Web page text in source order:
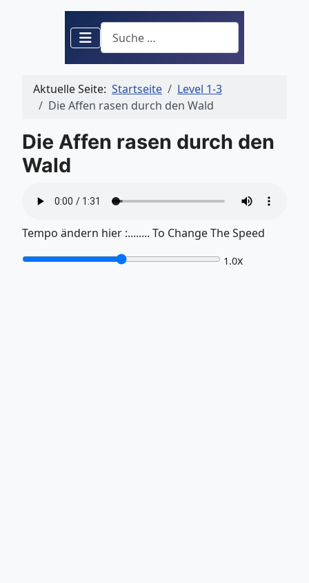
Suchen
Aktuelle Seite: Startseite
Level 1-3
Die Affen rasen durch den Wald
Die Affen rasen durch den
Wald
Tempo ändern hier :........ To Change The Speed
1.0x